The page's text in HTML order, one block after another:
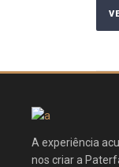
A experiência
nos criar a